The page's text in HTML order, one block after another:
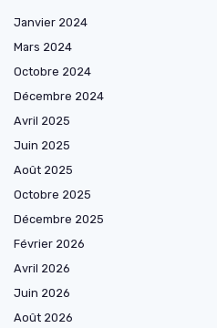
Janvier 2024
Mars 2024
Octobre 2024
Décembre 2024
Avril 2025
Juin 2025
Août 2025
Octobre 2025
Décembre 2025
Février 2026
Avril 2026
Juin 2026
Août 2026